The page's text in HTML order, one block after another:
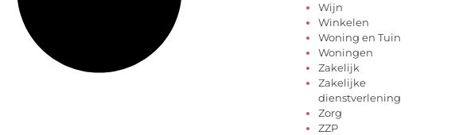
Wijn
Winkelen
Woning en Tuin
Woningen
Zakelijk
Zakelijke
dienstverlening
Zorg
ZZP